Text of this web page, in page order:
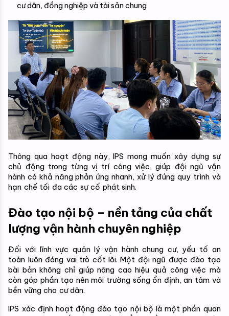
cư dân, đồng nghiệp và tài sản chung
Thông qua hoạt động này, IPS mong muốn xây dựng sự
chủ động trong từng vị trí công việc, giúp đội ngũ vận
hành có khả năng phản ứng nhanh, xử lý đúng quy trình và
hạn chế tối đa các sự cố phát sinh.
Đào tạo nội bộ – nền tảng của chất
lượng vận hành chuyên nghiệp
Đối với lĩnh vực quản lý vận hành chung cư, yếu tố an
toàn luôn đóng vai trò cốt lõi. Một đội ngũ được đào tạo
bài bản không chỉ giúp nâng cao hiệu quả công việc mà
còn góp phần tạo nên môi trường sống ổn định, an tâm và
bền vững cho cư dân.
IPS xác định hoạt động đào tạo nội bộ là một phần quan